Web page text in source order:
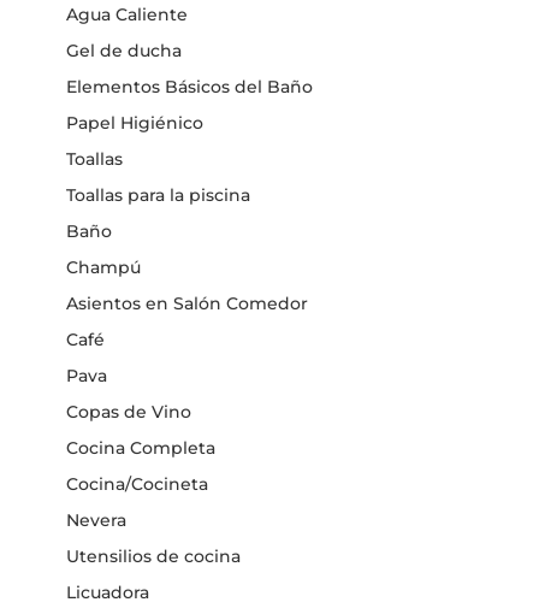
Agua Caliente
Gel de ducha
Elementos Básicos del Baño
Papel Higiénico
Toallas
Toallas para la piscina
Baño
Champú
Asientos en Salón Comedor
Café
Pava
Copas de Vino
Cocina Completa
Cocina/Cocineta
Nevera
Utensilios de cocina
Licuadora